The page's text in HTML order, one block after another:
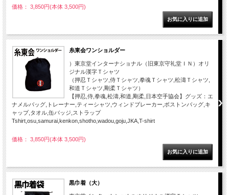
価格： 3,850円(本体 3,500円)
糸東会ワンショルダー
）東京堂インターナショナル（旧東京守礼堂ＩＮ）オリ
ジナル漢字Ｔシャツ
（押忍Ｔシャツ,侍Ｔシャツ,拳魂Ｔシャツ,松濤Ｔシャツ,
和道Ｔシャツ,剛柔Ｔシャツ）
【押忍,侍,拳魂,松濤,和道,剛柔,日本空手協会】グッズ：エ
ナメルバッグ,トレーナー,ティーシャツ,ウィンドブレーカー,ボストンバッグ,キ
ャップ,タオル,缶バッジ,ストラップ
Tshirt,osu,samurai,kenkon,shotho,wadou,goju,JKA,T-shirt
価格： 3,850円(本体 3,500円)
黒巾着（大）